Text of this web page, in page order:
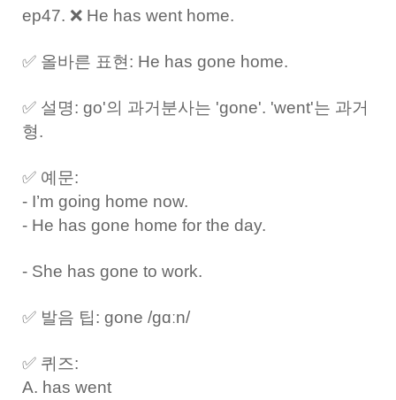
ep47. ❌ He has went home.
✅ 올바른 표현: He has gone home.
✅ 설명: go'의 과거분사는 'gone'. 'went'는 과거
형.
✅ 예문:
- I’m going home now.
- He has gone home for the day.
- She has gone to work.
✅ 발음 팁: gone /ɡɑːn/
✅ 퀴즈:
A. has went